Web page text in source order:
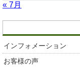
« 7月
インフォメーション
お客様の声